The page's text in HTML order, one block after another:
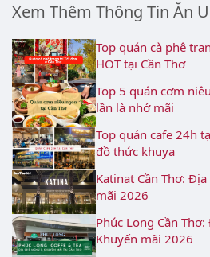
Xem Thêm Thông Tin Ăn
Top quán cà phê
HOT tại Cần Thơ
Top 5 quán cơm
lần là nhớ mãi
Top quán cafe 24h
đồ thức khuya
Katinat Cần Thơ:
mãi 2026
Phúc Long Cần
Khuyến mãi 2026